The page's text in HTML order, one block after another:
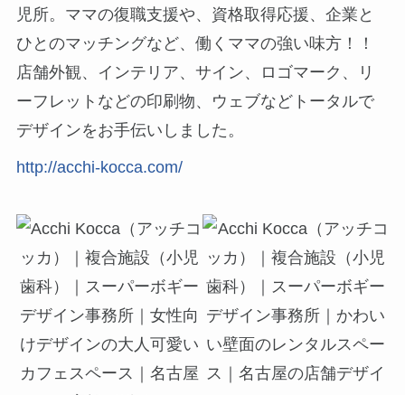
児所。ママの復職支援や、資格取得応援、企業と
ひとのマッチングなど、働くママの強い味方！！
店舗外観、インテリア、サイン、ロゴマーク、リ
ーフレットなどの印刷物、ウェブなどトータルで
デザインをお手伝いしました。
http://acchi-kocca.com/